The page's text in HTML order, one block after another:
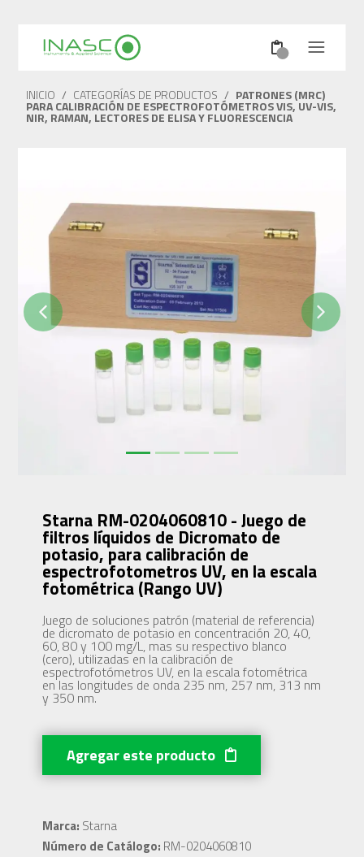
INICIO / CATEGORÍAS DE PRODUCTOS / PATRONES (MRC)
PARA CALIBRACIÓN DE ESPECTROFOTÓMETROS VIS, UV-VIS,
NIR, RAMAN, LECTORES DE ELISA Y FLUORESCENCIA
Previous Next
Starna RM-0204060810 - Juego de
filtros líquidos de Dicromato de
potasio, para calibración de
espectrofotometros UV, en la escala
fotométrica (Rango UV)
Juego de soluciones patrón (material de referencia)
de dicromato de potasio en concentración 20, 40,
60, 80 y 100 mg/L, mas su respectivo blanco
(cero), utilizadas en la calibración de
espectrofotómetros UV, en la escala fotométrica
en las longitudes de onda 235 nm, 257 nm, 313 nm
y 350 nm.
Agregar este producto
Marca: Starna
Número de Catálogo: RM-0204060810